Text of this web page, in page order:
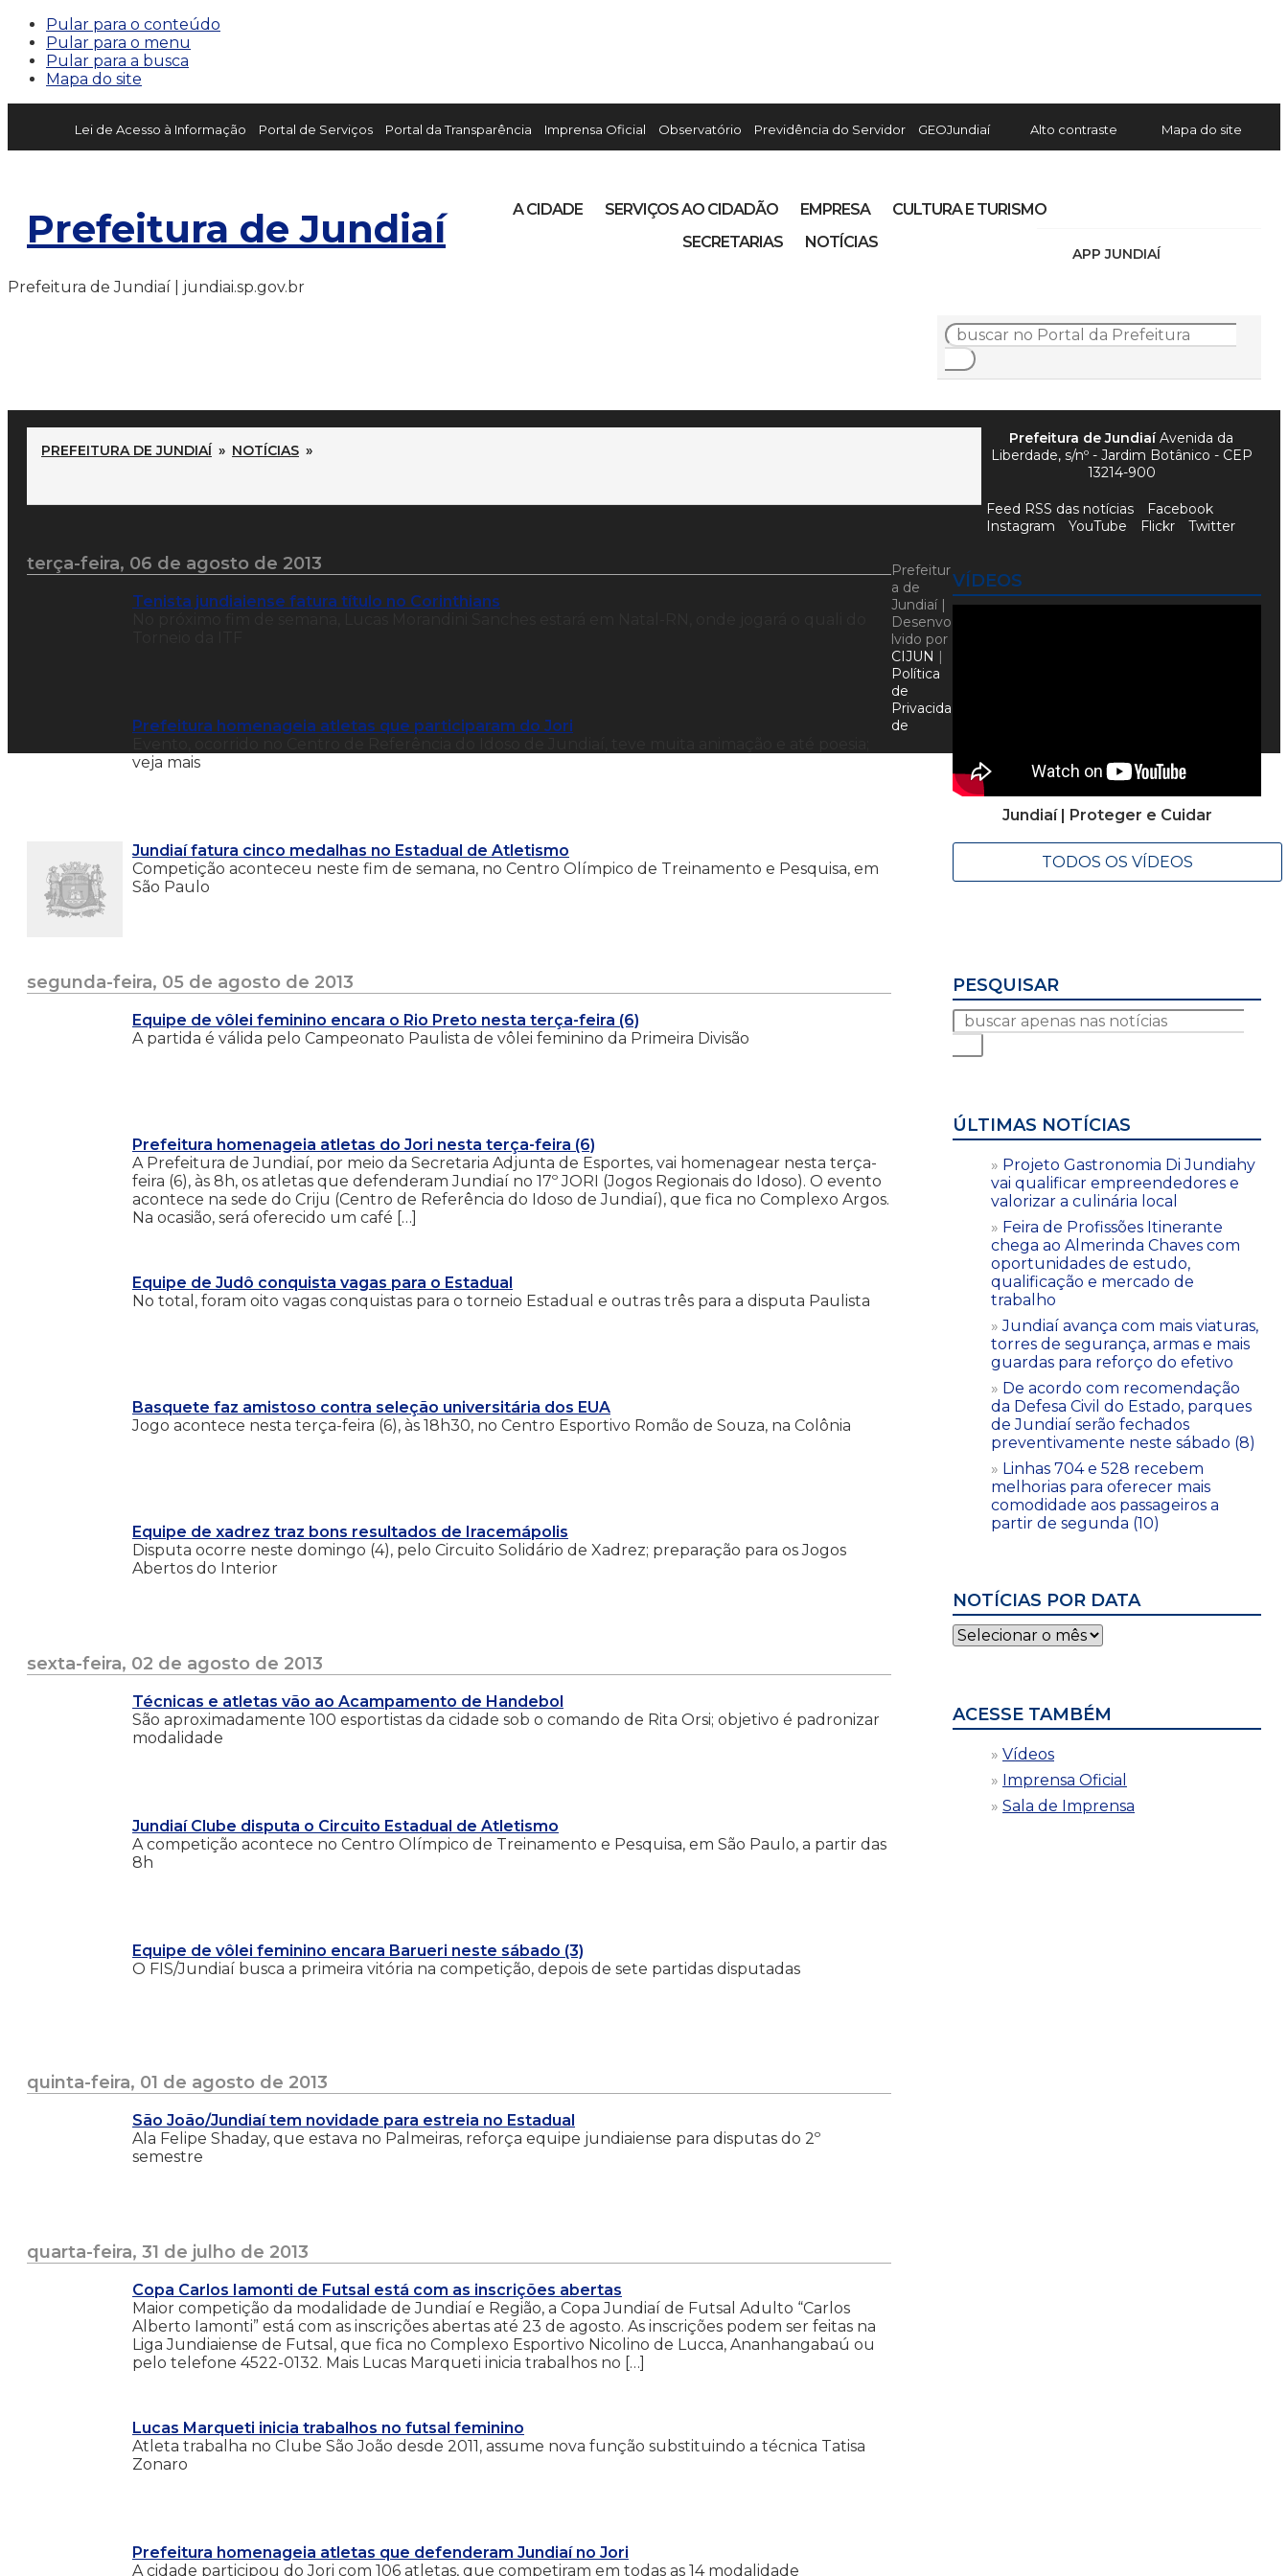
Pular para o conteúdo
Pular para o menu
Pular para a busca
Mapa do site
Lei de Acesso à Informação Portal de Serviços Portal da Transparência Imprensa Oficial Observatório Previdência do Servidor GEOJundiaí Alto contraste Mapa do site
Prefeitura de Jundiaí
APP JUNDIAÍ
A CIDADE SERVIÇOS AO CIDADÃO EMPRESA
CULTURA E TURISMO
SECRETARIAS
NOTÍCIAS
Prefeitura de Jundiaí | jundiai.sp.gov.br
PREFEITURA DE JUNDIAÍ » NOTÍCIAS »
terça-feira, 06 de agosto de 2013
Tenista jundiaiense fatura título no Corinthians
Prefeitura homenageia atletas que participaram do Jori
veja mais
Jundiaí fatura cinco medalhas no Estadual de Atletismo
Competição aconteceu neste fim de semana, no Centro Olímpico de Treinamento e Pesquisa, em
São Paulo
segunda-feira, 05 de agosto de 2013
Equipe de vôlei feminino encara o Rio Preto nesta terça-feira (6)
A partida é válida pelo Campeonato Paulista de vôlei feminino da Primeira Divisão
Prefeitura homenageia atletas do Jori nesta terça-feira (6)
A Prefeitura de Jundiaí, por meio da Secretaria Adjunta de Esportes, vai homenagear nesta terça-
feira (6), às 8h, os atletas que defenderam Jundiaí no 17º JORI (Jogos Regionais do Idoso). O evento
acontece na sede do Criju (Centro de Referência do Idoso de Jundiaí), que fica no Complexo Argos.
Na ocasião, será oferecido um café […]
Equipe de Judô conquista vagas para o Estadual
No total, foram oito vagas conquistas para o torneio Estadual e outras três para a disputa Paulista
Basquete faz amistoso contra seleção universitária dos EUA
Jogo acontece nesta terça-feira (6), às 18h30, no Centro Esportivo Romão de Souza, na Colônia
Equipe de xadrez traz bons resultados de Iracemápolis
Disputa ocorre neste domingo (4), pelo Circuito Solidário de Xadrez; preparação para os Jogos
Abertos do Interior
sexta-feira, 02 de agosto de 2013
Técnicas e atletas vão ao Acampamento de Handebol
São aproximadamente 100 esportistas da cidade sob o comando de Rita Orsi; objetivo é padronizar
modalidade
Jundiaí Clube disputa o Circuito Estadual de Atletismo
A competição acontece no Centro Olímpico de Treinamento e Pesquisa, em São Paulo, a partir das
8h
Equipe de vôlei feminino encara Barueri neste sábado (3)
O FIS/Jundiaí busca a primeira vitória na competição, depois de sete partidas disputadas
quinta-feira, 01 de agosto de 2013
São João/Jundiaí tem novidade para estreia no Estadual
Ala Felipe Shaday, que estava no Palmeiras, reforça equipe jundiaiense para disputas do 2º
semestre
quarta-feira, 31 de julho de 2013
Copa Carlos Iamonti de Futsal está com as inscrições abertas
Maior competição da modalidade de Jundiaí e Região, a Copa Jundiaí de Futsal Adulto “Carlos
Alberto Iamonti” está com as inscrições abertas até 23 de agosto. As inscrições podem ser feitas na
Liga Jundiaiense de Futsal, que fica no Complexo Esportivo Nicolino de Lucca, Ananhangabaú ou
pelo telefone 4522-0132. Mais Lucas Marqueti inicia trabalhos no […]
Lucas Marqueti inicia trabalhos no futsal feminino
Atleta trabalha no Clube São João desde 2011, assume nova função substituindo a técnica Tatisa
Zonaro
Prefeitura homenageia atletas que defenderam Jundiaí no Jori
A cidade participou do Jori com 106 atletas, que competiram em todas as 14 modalidade
VÍDEOS
Jundiaí | Proteger e Cuidar
TODOS OS VÍDEOS
PESQUISAR
ÚLTIMAS NOTÍCIAS
Projeto Gastronomia Di Jundiahy
vai qualificar empreendedores e
valorizar a culinária local
Feira de Profissões Itinerante
chega ao Almerinda Chaves com
oportunidades de estudo,
qualificação e mercado de
trabalho
Jundiaí avança com mais viaturas,
torres de segurança, armas e mais
guardas para reforço do efetivo
De acordo com recomendação
da Defesa Civil do Estado, parques
de Jundiaí serão fechados
preventivamente neste sábado (8)
Linhas 704 e 528 recebem
melhorias para oferecer mais
comodidade aos passageiros a
partir de segunda (10)
NOTÍCIAS POR DATA
Notícias
por
ACESSE TAMBÉM
Vídeos
Imprensa Oficial
Sala de Imprensa
Prefeitura de JundiaíAvenida da
Liberdade, s/nº - Jardim Botânico - CEP
13214-900
Feed RSS das notícias
Facebook
Instagram
YouTube Flickr Twitter
Prefeitur
a de
Jundiaí |
Desenvo
lvido por
CIJUN |
Política
de
Privacida
de